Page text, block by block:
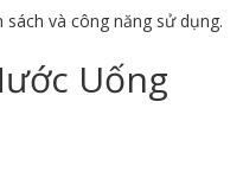
và công năng sử dụng.
Uống